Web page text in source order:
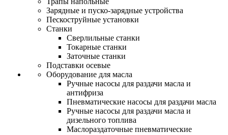
Зарядные и пуско-зарядные устройства
Пескоструйные установки
Станки
Сверлильные станки
Токарные станки
Заточные станки
Подставки осевые
Оборудование для масла
Ручные насосы для раздачи масла и
антифриза
Пневматические насосы для раздачи масла
Ручные насосы для раздачи масла и
дизельного топлива
Маслораздаточные пневматические